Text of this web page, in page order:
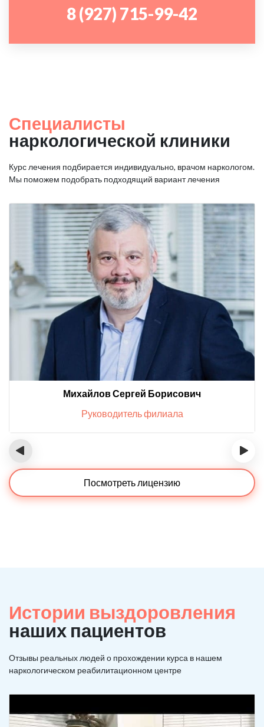
8 (927) 715-99-42
Специалисты
наркологической клиники
Курс лечения подбирается индивидуально, врачом наркологом.
Мы поможем подобрать подходящий вариант лечения
Михайлов Сергей Борисович
Руководитель филиала
‹ ›
Посмотреть лицензию
Истории выздоровления
наших пациентов
Отзывы реальных людей о прохождении курса в нашем
наркологическом реабилитационном центре